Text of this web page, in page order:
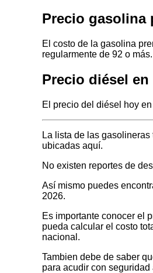
Precio gasolina
El costo de la gasolina
regularmente de 92 o más.
Precio diésel en
El precio del diésel hoy
La lista de las
ubicadas aquí.
No existen reportes de
Así mismo puedes
2026.
Es importante conocer el
pueda calcular el costo
nacional.
Tambien debe de saber
para acudir con